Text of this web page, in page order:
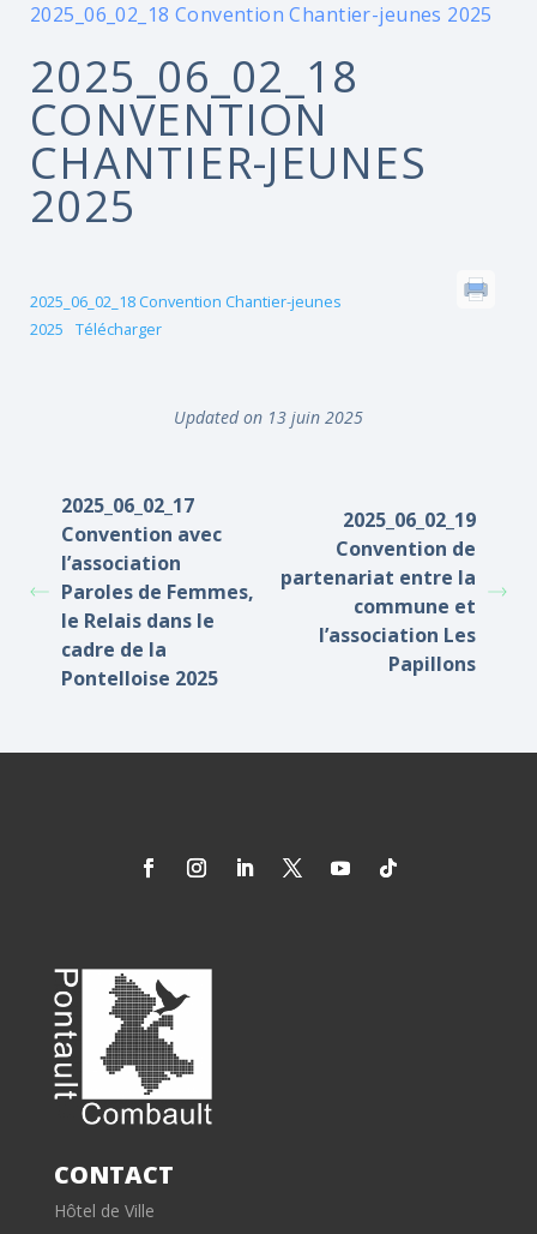
2025_06_02_18 Convention Chantier-jeunes 2025
2025_06_02_18
CONVENTION
CHANTIER-JEUNES
2025
2025_06_02_18 Convention Chantier-jeunes
2025
Télécharger
Updated on 13 juin 2025
2025_06_02_17
Convention avec
l’association
Paroles de Femmes,
le Relais dans le
cadre de la
Pontelloise 2025
2025_06_02_19
Convention de
partenariat entre la
commune et
l’association Les
Papillons
CONTACT
Hôtel de Ville